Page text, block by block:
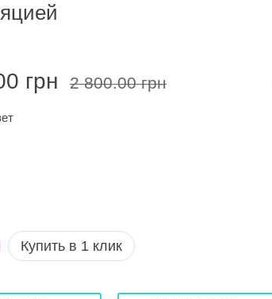
грн 2 800.00 грн
Купить в 1 клик